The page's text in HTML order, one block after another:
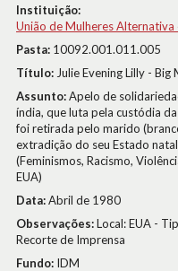
Instituição:
União de Mulheres Alternativa
Pasta: 10092.001.011.005
Título: Julie Evening Lilly - Big
Assunto:Apelo de
índia, que luta pela custódia
foi retirada pelo marido
extradição do seu Estado
(Feminismos, Racismo,
EUA)
Data:Abril de 1980
Observações:Local: EUA -
Recorte de Imprensa
Fundo: IDM